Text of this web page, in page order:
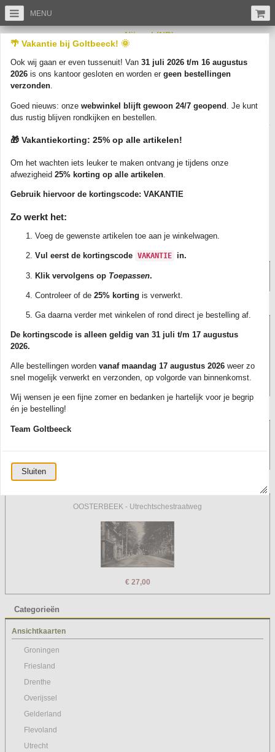
MENU
Ansichtkaarten Nijnsel (NB)
Weergave:
Geen producten aanwezig
snel bij goltbeeck.eu
winkelwagentje
Er zijn geen producten in de winkelwagen
Nieuwe klant Login
Zoeken
OOSTERBEEK - Utrechtschestraatweg
€ 27,00
Categorieën
Ansichtkaarten
Groningen
Friesland
Drenthe
Overijssel
Gelderland
Flevoland
Utrecht
🌴 Vakantie bij Goltbeeck! 🌞
Ook wij gaan er even tussenuit! Van 31 juli 2026 t/m 16 augustus
2026is ons kantoor gesloten en worden er geen bestellingen
verzonden.
Goed nieuws: onze webwinkel blijft gewoon 24/7 geopend . Je kunt
dus rustig blijven rondkijken en bestellen.
🎁 Vakantiekorting: 25% op alle artikelen!
Om het wachten iets leuker te maken ontvang je tijdens onze
afwezigheid 25% korting op alle artikelen.
Gebruik hiervoor de kortingscode: VAKANTIE
Zo werkt het:
Voeg de gewenste artikelen toe aan je winkelwagen.
Vul eerst de kortingscode VAKANTIE in.
Klik vervolgens op Toepassen.
Controleer of de 25% korting is verwerkt.
Ga daarna verder met winkelen of rond direct je bestelling af.
De kortingscode is alleen geldig van 31 juli t/m 17 augustus
2026.
Alle bestellingen worden vanaf maandag 17 augustus 2026weer zo
snel mogelijk verwerkt en verzonden, op volgorde van binnenkomst.
Wij wensen je een fijne zomer en bedanken je hartelijk voor je begrip
én je bestelling!
Team Goltbeeck
Sluiten